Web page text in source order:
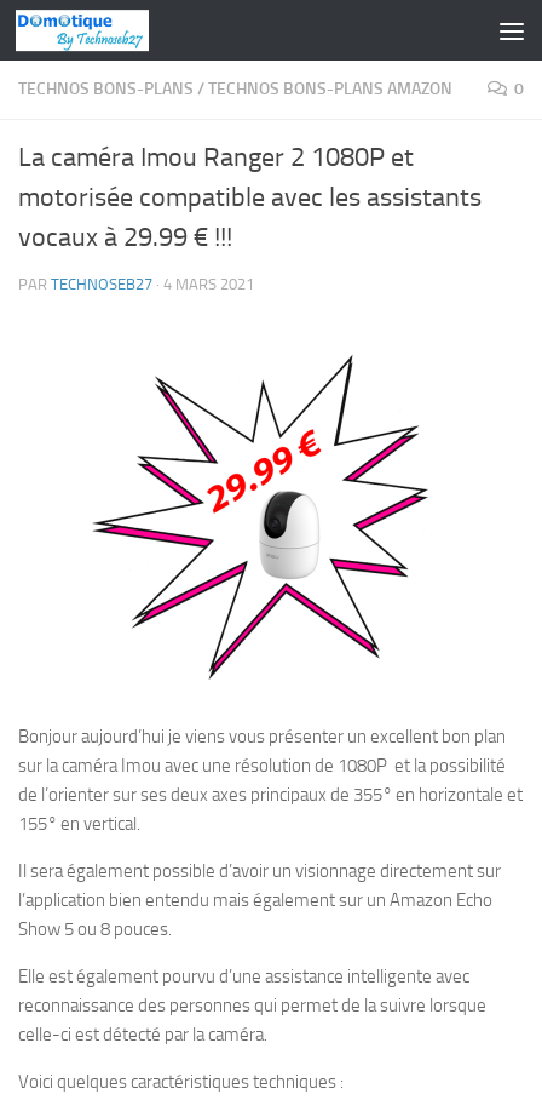
Skip to content
TECHNOS BONS-PLANS /TECHNOS BONS-PLANS AMAZON 0
La caméra Imou Ranger 2 1080P et
motorisée compatible avec les assistants
vocaux à 29.99 € !!!
PAR TECHNOSEB27 · 4 MARS 2021
Bonjour aujourd’hui je viens vous présenter un excellent bon plan
sur la caméra Imou avec une résolution de 1080P et la possibilité
de l’orienter sur ses deux axes principaux de 355° en horizontale et
155° en vertical.
Il sera également possible d’avoir un visionnage directement sur
l’application bien entendu mais également sur un Amazon Echo
Show 5 ou 8 pouces.
Elle est également pourvu d’une assistance intelligente avec
reconnaissance des personnes qui permet de la suivre lorsque
celle-ci est détecté par la caméra.
Voici quelques caractéristiques techniques :